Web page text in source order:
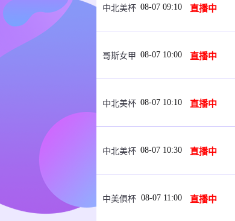
中北美杯 08-07 09:10 直播中
哥斯女甲 08-07 10:00 直播中
中北美杯 08-07 10:10 直播中
中北美杯 08-07 10:30 直播中
中美俱杯 08-07 11:00 直播中